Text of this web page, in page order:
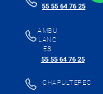
55 55 64 76 25
AMBU
LANC
ES
55 55 64 76 25
CHAPULTEPEC